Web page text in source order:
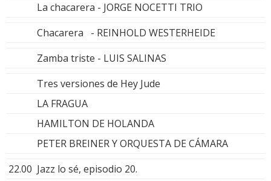
La chacarera - JORGE NOCETTI TRIO
Chacarera - REINHOLD WESTERHEIDE
Zamba triste - LUIS SALINAS
Tres versiones de Hey Jude
LA FRAGUA
HAMILTON DE HOLANDA
PETER BREINER Y ORQUESTA DE CÁMARA
22.00 Jazz lo sé, episodio 20.